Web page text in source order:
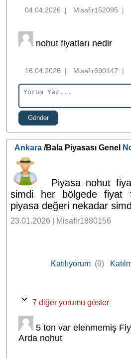
04.04.2026 | Misafir152095 |
nohut fiyatları nedir
16.04.2026 | Misafir690147 |
Gönder
Ankara /Bala Piyasası Genel
Piyasa nohut
simdi her bölgede fiyat
piyasa değeri nekadar
23.01.2026 | Misafir1880156
Katılıyorum (9)
7 diğer yorumu göster
5 ton var elenmemiş
Arda nohut